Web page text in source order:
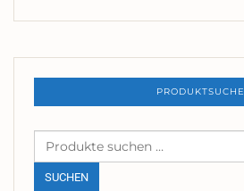
PRODUKTSUCHE
Suchen
nach:
SUCHEN